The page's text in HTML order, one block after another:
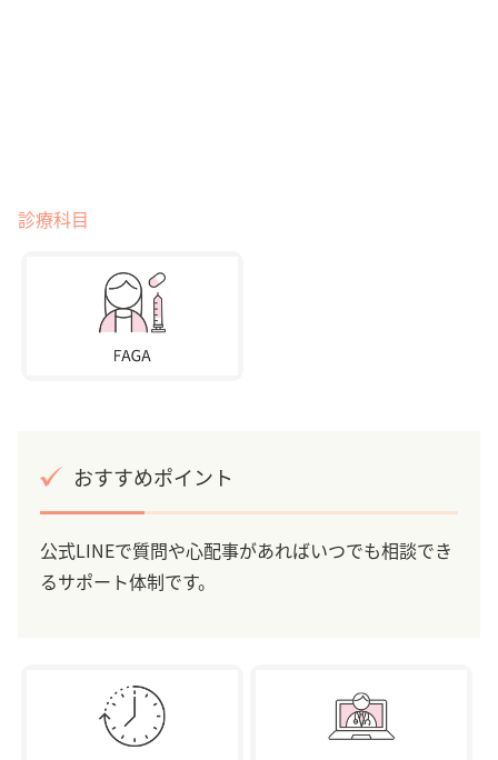
診療科目
おすすめポイント
公式LINEで質問や心配事があればいつでも相談でき
るサポート体制です。